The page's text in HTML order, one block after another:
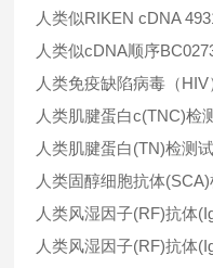
人类似RIKEN cDNA
人类似cDNA顺序
人类免疫缺陷病毒（
人类肌腱蛋白c(TNC)检
人类肌腱蛋白(TN)检测
人类固醇细胞抗体
人类风湿因子(RF)抗体
人类风湿因子(RF)抗体